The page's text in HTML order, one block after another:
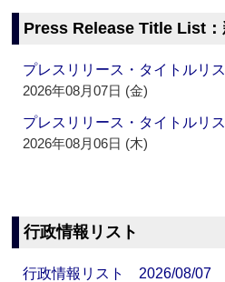
Press Release Title List：
プレスリリース・タイトルリ
2026年08月07日 (金)
プレスリリース・タイトルリ
2026年08月06日 (木)
行政情報リスト
行政情報リスト 2026/08/07